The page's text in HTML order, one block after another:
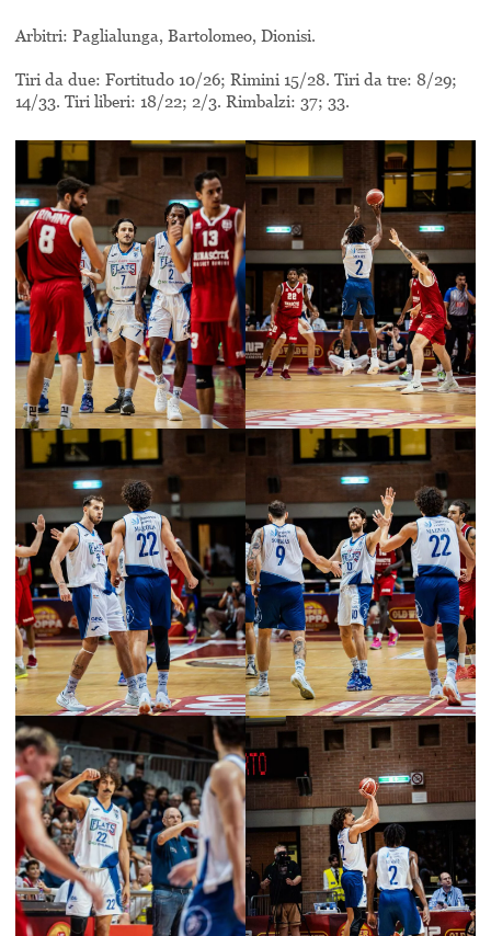
Arbitri: Paglialunga, Bartolomeo, Dionisi.
Tiri da due: Fortitudo 10/26; Rimini 15/28. Tiri da tre: 8/29;
14/33. Tiri liberi: 18/22; 2/3. Rimbalzi: 37; 33.